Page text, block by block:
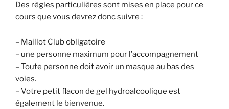
Des règles particulières sont mises en place pour ce
cours que vous devrez donc suivre :
– Maillot Club obligatoire
– une personne maximum pour l’accompagnement
– Toute personne doit avoir un masque au bas des
voies.
– Votre petit flacon de gel hydroalcoolique est
également le bienvenue.